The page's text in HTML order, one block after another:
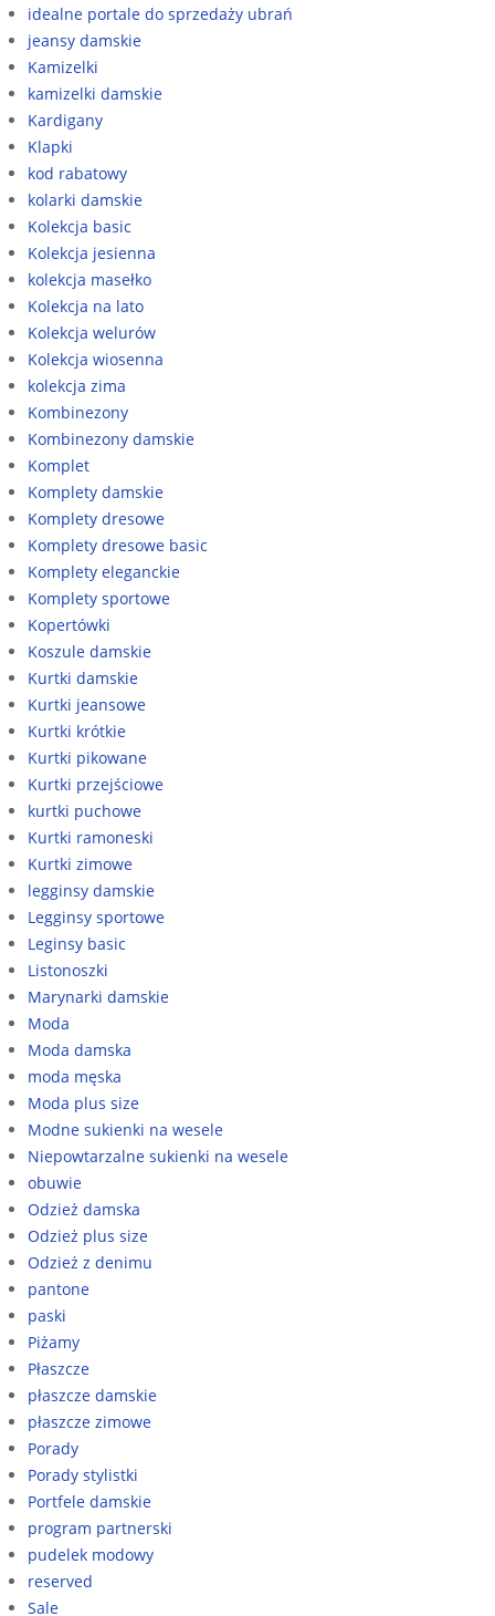
idealne portale do sprzedaży ubrań
jeansy damskie
Kamizelki
kamizelki damskie
Kardigany
Klapki
kod rabatowy
kolarki damskie
Kolekcja basic
Kolekcja jesienna
kolekcja masełko
Kolekcja na lato
Kolekcja welurów
Kolekcja wiosenna
kolekcja zima
Kombinezony
Kombinezony damskie
Komplet
Komplety damskie
Komplety dresowe
Komplety dresowe basic
Komplety eleganckie
Komplety sportowe
Kopertówki
Koszule damskie
Kurtki damskie
Kurtki jeansowe
Kurtki krótkie
Kurtki pikowane
Kurtki przejściowe
kurtki puchowe
Kurtki ramoneski
Kurtki zimowe
legginsy damskie
Legginsy sportowe
Leginsy basic
Listonoszki
Marynarki damskie
Moda
Moda damska
moda męska
Moda plus size
Modne sukienki na wesele
Niepowtarzalne sukienki na wesele
obuwie
Odzież damska
Odzież plus size
Odzież z denimu
pantone
paski
Piżamy
Płaszcze
płaszcze damskie
płaszcze zimowe
Porady
Porady stylistki
Portfele damskie
program partnerski
pudelek modowy
reserved
Sale